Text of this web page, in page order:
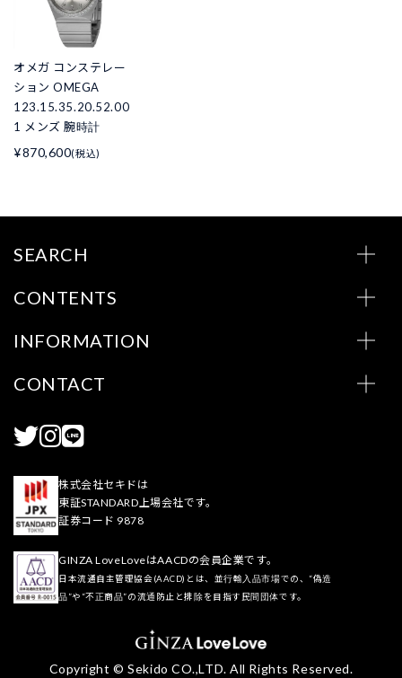
オメガ コンステレー
ション OMEGA
123.15.35.20.52.00
1 メンズ 腕時計
¥870,600(税込)
SEARCH
CONTENTS
INFORMATION
CONTACT
株式会社セキドは
東証STANDARD上場会社です。
証券コード 9878
GINZA LoveLoveはAACDの会員企業です。
日本流通自主管理協会(AACD)とは、並行輸入品市場での、“偽造
品”や“不正商品”の流通防止と排除を目指す民間団体です。
Copyright © Sekido CO.,LTD. All Rights Reserved.